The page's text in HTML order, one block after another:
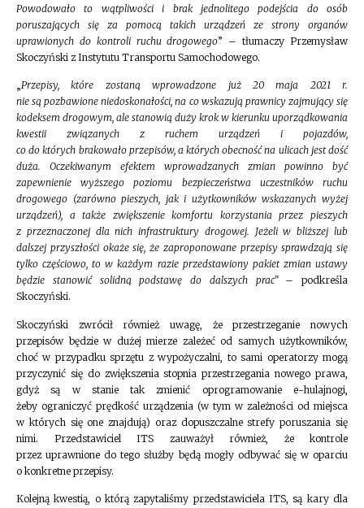
Powodowało to wątpliwości i brak jednolitego podejścia do osób
poruszających się za pomocą takich urządzeń ze strony organów
uprawionych do kontroli ruchu drogowego” – tłumaczy Przemysław
Skoczyński z Instytutu Transportu Samochodowego.
„Przepisy, które zostaną wprowadzone już 20 maja 2021 r.
nie są pozbawione niedoskonałości, na co wskazują prawnicy zajmujący się
kodeksem drogowym, ale stanowią duży krok w kierunku uporządkowania
kwestii związanych z ruchem urządzeń i pojazdów,
co do których brakowało przepisów, a których obecność na ulicach jest dość
duża. Oczekiwanym efektem wprowadzanych zmian powinno być
zapewnienie wyższego poziomu bezpieczeństwa uczestników ruchu
drogowego (zarówno pieszych, jak i użytkowników wskazanych wyżej
urządzeń), a także zwiększenie komfortu korzystania przez pieszych
z przeznaczonej dla nich infrastruktury drogowej. Jeżeli w bliższej lub
dalszej przyszłości okaże się, że zaproponowane przepisy sprawdzają się
tylko częściowo, to w każdym razie przedstawiony pakiet zmian ustawy
będzie stanowić solidną podstawę do dalszych prac”– podkreśla
Skoczyński.
Skoczyński zwrócił również uwagę, że przestrzeganie nowych
przepisów będzie w dużej mierze zależeć od samych użytkowników,
choć w przypadku sprzętu z wypożyczalni, to sami operatorzy mogą
przyczynić się do zwiększenia stopnia przestrzegania nowego prawa,
gdyż są w stanie tak zmienić oprogramowanie e-hulajnogi,
żeby ograniczyć prędkość urządzenia (w tym w zależności od miejsca
w których się one znajdują) oraz dopuszczalne strefy poruszania się
nimi. Przedstawiciel ITS zauważył również, że kontrole
przez uprawnione do tego służby będą mogły odbywać się w oparciu
o konkretne przepisy.
Kolejną kwestią, o którą zapytaliśmy przedstawiciela ITS, są kary dla